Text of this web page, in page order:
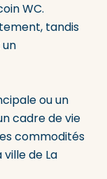
WC.
tandis
ou un
cadre de vie
commodités
de La